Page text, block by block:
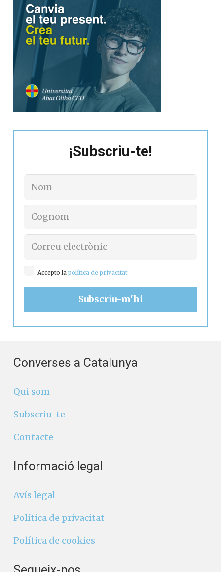
¡Subscriu-te!
Accepto la política de privacitat
Converses a Catalunya
Qui som
Subscriu-te
Contacte
Informació legal
Avís legal
Política de privacitat
Política de cookies